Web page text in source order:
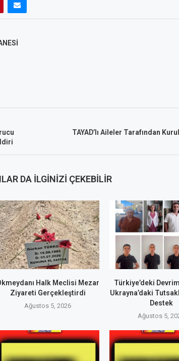
TAYAD’lı Aileler Tarafından
DA İLGINIZI ÇEKEBILIR
Halk Meclisi Mezar
Ziyareti Gerçekleştirdi
Ağustos 5, 2026
Türkiye’deki
Ukrayna’daki
Destek
Ağustos 5,